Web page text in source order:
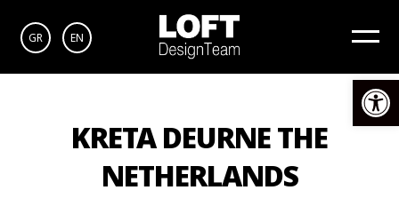
GR EN
KRETA DEURNE THE
NETHERLANDS